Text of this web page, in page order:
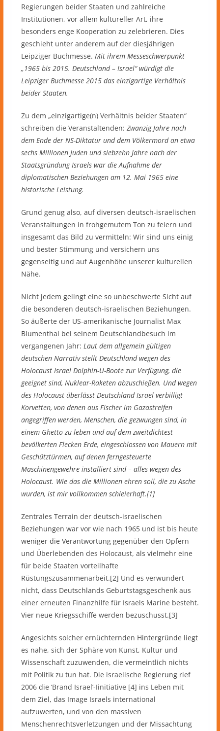
Regierungen beider Staaten und zahlreiche
Institutionen, vor allem kultureller Art, ihre
besonders enge Kooperation zu zelebrieren. Dies
geschieht unter anderem auf der diesjährigen
Leipziger Buchmesse. Mit ihrem Messeschwerpunkt
„1965 bis 2015. Deutschland – Israel“ würdigt die
Leipziger Buchmesse 2015 das einzigartige Verhältnis
beider Staaten.
Zu dem „einzigartige(n) Verhältnis beider Staaten“
schreiben die Veranstaltenden: Zwanzig Jahre nach
dem Ende der NS-Diktatur und dem Völkermord an etwa
sechs Millionen Juden und siebzehn Jahre nach der
Staatsgründung Israels war die Aufnahme der
diplomatischen Beziehungen am 12. Mai 1965 eine
historische Leistung.
Grund genug also, auf diversen deutsch-israelischen
Veranstaltungen in frohgemutem Ton zu feiern und
insgesamt das Bild zu vermitteln: Wir sind uns einig
und bester Stimmung und versichern uns
gegenseitig und auf Augenhöhe unserer kulturellen
Nähe.
Nicht jedem gelingt eine so unbeschwerte Sicht auf
die besonderen deutsch-israelischen Beziehungen.
So äußerte der US-amerikanische Journalist Max
Blumenthal bei seinem Deutschlandbesuch im
vergangenen Jahr: Laut dem allgemein gültigen
deutschen Narrativ stellt Deutschland wegen des
Holocaust Israel Dolphin-U-Boote zur Verfügung, die
geeignet sind, Nuklear-Raketen abzuschießen. Und wegen
des Holocaust überlässt Deutschland Israel verbilligt
Korvetten, von denen aus Fischer im Gazastreifen
angegriffen werden, Menschen, die gezwungen sind, in
einem Ghetto zu leben und auf dem zweitdichtest
bevölkerten Flecken Erde, eingeschlossen von Mauern mit
Geschütztürmen, auf denen ferngesteuerte
Maschinengewehre installiert sind – alles wegen des
Holocaust. Wie das die Millionen ehren soll, die zu Asche
wurden, ist mir vollkommen schleierhaft.[1]
Zentrales Terrain der deutsch-israelischen
Beziehungen war vor wie nach 1965 und ist bis heute
weniger die Verantwortung gegenüber den Opfern
und Überlebenden des Holocaust, als vielmehr eine
für beide Staaten vorteilhafte
Rüstungszusammenarbeit.[2] Und es verwundert
nicht, dass Deutschlands Geburtstagsgeschenk aus
einer erneuten Finanzhilfe für Israels Marine besteht.
Vier neue Kriegsschiffe werden bezuschusst.[3]
Angesichts solcher ernüchternden Hintergründe liegt
es nahe, sich der Sphäre von Kunst, Kultur und
Wissenschaft zuzuwenden, die vermeintlich nichts
mit Politik zu tun hat. Die israelische Regierung rief
2006 die ‘Brand Israel’-Iinitiative [4] ins Leben mit
dem Ziel, das Image Israels international
aufzuwerten, und von den massiven
Menschenrechtsverletzungen und der Missachtung